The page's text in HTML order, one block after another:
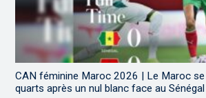
CAN féminine Maroc 2026 | Le Maroc se
quarts après un nul blanc face au Sénégal